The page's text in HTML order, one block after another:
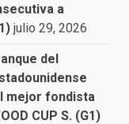
a
julio 29, 2026
del
mejor fondista
CUP S. (G1)